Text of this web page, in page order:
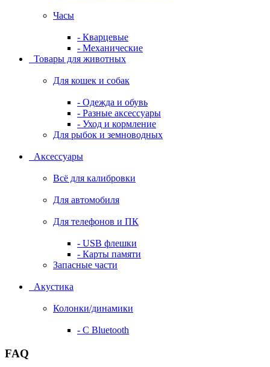
Часы
- Кварцевые
- Механические
Товары для животных
Для кошек и собак
- Одежда и обувь
- Разные аксессуары
- Уход и кормление
Для рыбок и земноводных
Аксессуары
Всё для калибровки
Для автомобиля
Для телефонов и ПК
- USB флешки
- Карты памяти
Запасные части
Акустика
Колонки/динамики
- С Bluetooth
FAQ